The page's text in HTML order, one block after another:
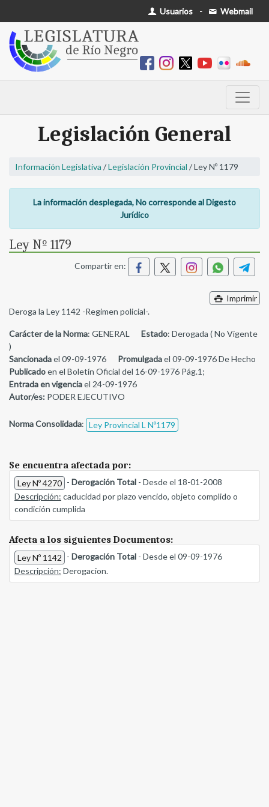
Usuarios - Webmail
Legislación General
Información Legislativa /Legislación Provincial / Ley Nº 1179
La información desplegada, No corresponde al Digesto
Jurídico
Ley Nº 1179
Compartir en:
Imprimir
Deroga la Ley 1142 -Regimen policial-.
Carácter de la Norma: GENERAL Estado: Derogada ( No Vigente
)
Sancionadael 09-09-1976 Promulgadael 09-09-1976 De Hecho
Publicadoen el Boletín Oficial del 16-09-1976 Pág.1;
Entrada en vigenciael 24-09-1976
Autor/es: PODER EJECUTIVO
Norma Consolidada: Ley Provincial L Nº1179
Se encuentra afectada por:
Ley Nº 4270 - Derogación Total - Desde el 18-01-2008
Descripción: caducidad por plazo vencido, objeto complido o
condición cumplida
Afecta a los siguientes Documentos:
Ley Nº 1142 - Derogación Total - Desde el 09-09-1976
Descripción: Derogacion.